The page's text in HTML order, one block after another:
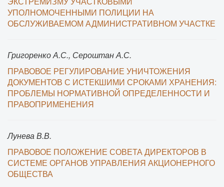
УПОЛНОМОЧЕННЫМИ ПОЛИЦИИ НА
ОБСЛУЖИВАЕМОМ АДМИНИСТРАТИВНОМ УЧАСТКЕ
Григоренко А.С., Сероштан А.С.
ПРАВОВОЕ РЕГУЛИРОВАНИЕ УНИЧТОЖЕНИЯ
ДОКУМЕНТОВ С ИСТЕКШИМИ СРОКАМИ ХРАНЕНИЯ:
ПРОБЛЕМЫ НОРМАТИВНОЙ ОПРЕДЕЛЕННОСТИ И
ПРАВОПРИМЕНЕНИЯ
Лунева В.В.
ПРАВОВОЕ ПОЛОЖЕНИЕ СОВЕТА ДИРЕКТОРОВ В
СИСТЕМЕ ОРГАНОВ УПРАВЛЕНИЯ АКЦИОНЕРНОГО
ОБЩЕСТВА